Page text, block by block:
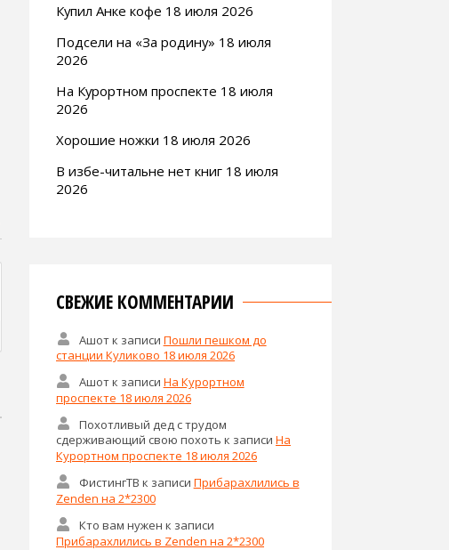
Купил Анке кофе 18 июля 2026
Подсели на «За родину» 18 июля
2026
На Курортном проспекте 18 июля
2026
Хорошие ножки 18 июля 2026
В избе-читальне нет книг 18 июля
2026
СВЕЖИЕ КОММЕНТАРИИ
Ашотк записи Пошли пешком до
станции Куликово 18 июля 2026
Ашотк записи На Курортном
проспекте 18 июля 2026
Похотливый дед с трудом
сдерживающий свою похоть к записи На
Курортном проспекте 18 июля 2026
ФистингТВ к записи Прибарахлились в
Zenden на 2*2300
Кто вам нужен к записи
Прибарахлились в Zenden на 2*2300